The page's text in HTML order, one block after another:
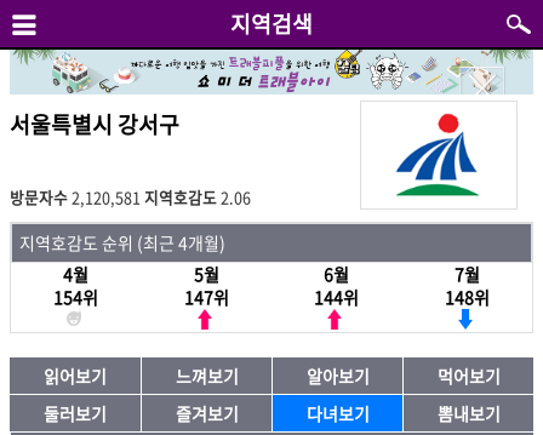
지역검색
서울특별시 강서구
방문자수2,120,581 지역호감도2.06
지역호감도 순위 (최근 4개월)
4월
154위
5월
147위
6월
144위
7월
148위
읽어보기 느껴보기 알아보기
먹어보기
둘러보기
즐겨보기 다녀보기
뽐내보기